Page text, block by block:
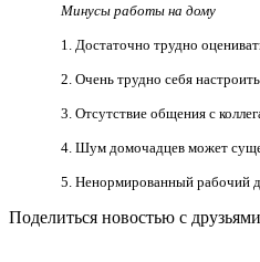
Минусы работы на дому
1. Достаточно трудно
2. Очень трудно себя
3. Отсутствие общения с
4. Шум домочадцев может
5. Ненормированный рабочий
Поделиться новостью с